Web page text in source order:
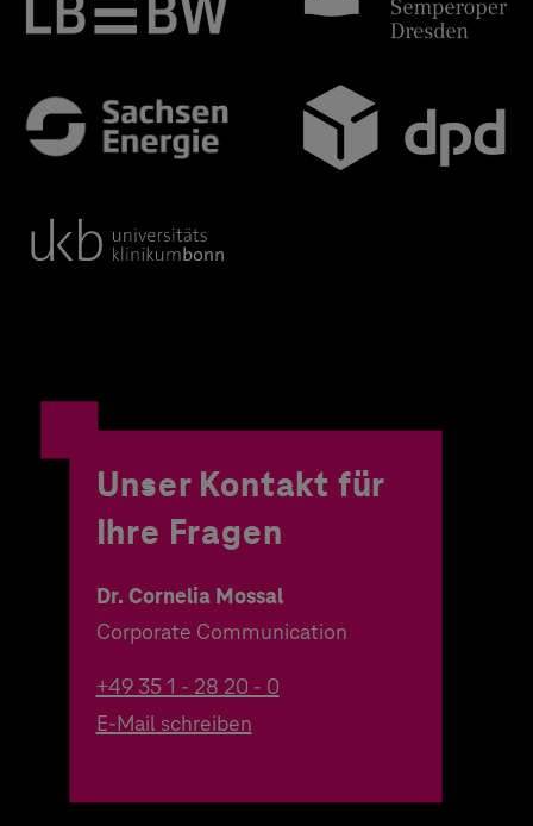
Unser Kontakt für
Ihre Fragen
Dr. Cornelia Mossal
Corporate Communication
+49 35 1 - 28 20 - 0
E-Mail schreiben